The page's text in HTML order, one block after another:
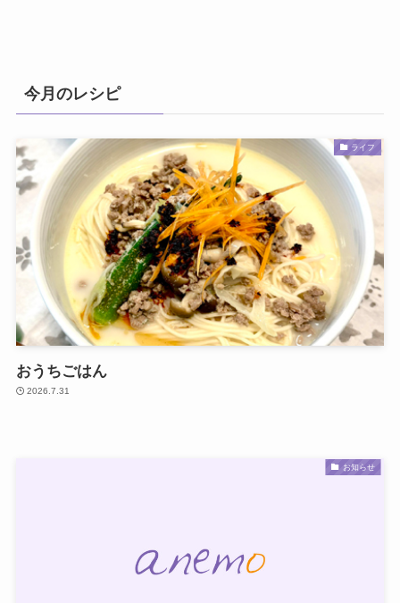
今月のレシピ
ライフ
おうちごはん
2026.7.31
お知らせ